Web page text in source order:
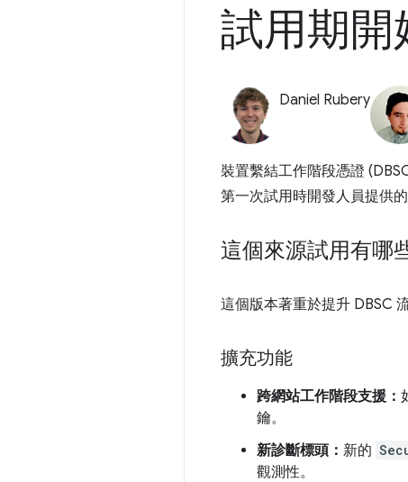
試用期開
Daniel Rubery
裝置繫結工作階段憑證
第一次試用時開發人員提供
這個來源試用有哪
這個版本著重於提升 DBSC
擴充功能
跨網站工作階段支援：
鑰。
新診斷標頭： 新的
觀測性。